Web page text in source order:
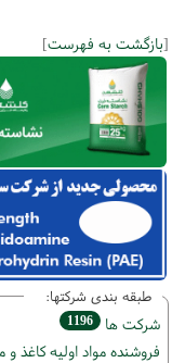
[بازگشت به فهرست]
طبقه بندی شرکتها:
شركت ها 1196
فروشنده مواد اوليه كاغذ و